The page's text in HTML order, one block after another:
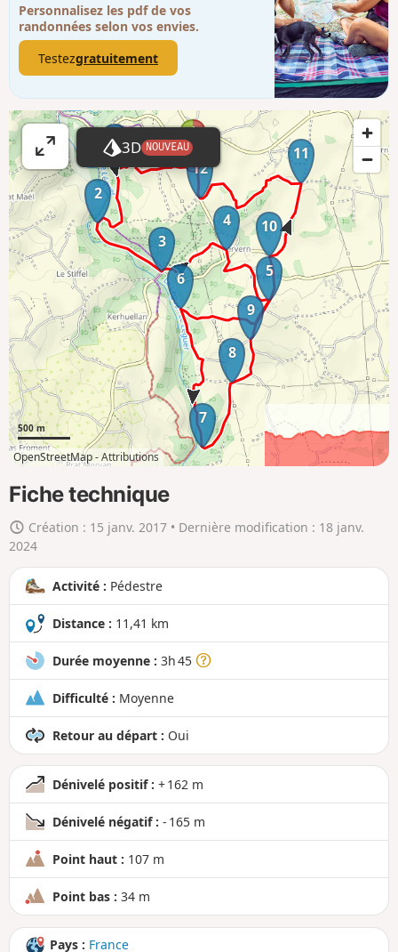
Personnalisez les pdf de vos
randonnées selon vos envies.
Testezgratuitement
A
ff
i
c
h
r
l
c
a
r
t
e
e
n
r
d
3D NOUVEAU
1
2
3
4
5
6
7
8
9
10
11
12
500 m
OpenStreetMap -Attributions
Fiche technique
Création : 15 janv. 2017• Dernière modification : 18 janv.
2024
Activité : Pédestre
Distance : 11,41 km
Durée moyenne : 3h 45
Difficulté : Moyenne
Retour au départ : Oui
Dénivelé positif : + 162 m
Dénivelé négatif : - 165 m
Point haut : 107 m
Point bas : 34 m
Pays : France